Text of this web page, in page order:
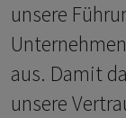
unsere
aus. Damit
unsere